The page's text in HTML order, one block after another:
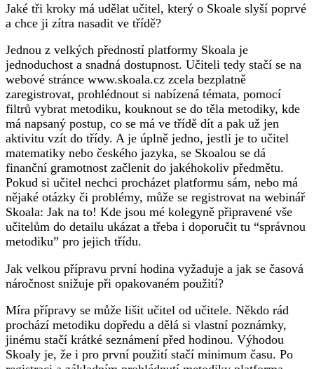
Jaké tři kroky má udělat učitel, který o Skoale slyší poprvé
a chce ji zítra nasadit ve třídě?
Jednou z velkých předností platformy Skoala je
jednoduchost a snadná dostupnost. Učiteli tedy stačí se na
webové stránce www.skoala.cz zcela bezplatně
zaregistrovat, prohlédnout si nabízená témata, pomocí
filtrů vybrat metodiku, kouknout se do těla metodiky, kde
má napsaný postup, co se má ve třídě dít a pak už jen
aktivitu vzít do třídy. A je úplně jedno, jestli je to učitel
matematiky nebo českého jazyka, se Skoalou se dá
finanční gramotnost začlenit do jakéhokoliv předmětu.
Pokud si učitel nechci procházet platformu sám, nebo má
nějaké otázky či problémy, může se registrovat na webinář
Skoala: Jak na to! Kde jsou mé kolegyně připravené vše
učitelům do detailu ukázat a třeba i doporučit tu “správnou
metodiku” pro jejich třídu.
Jak velkou přípravu první hodina vyžaduje a jak se časová
náročnost snižuje při opakovaném použití?
Míra přípravy se může lišit učitel od učitele. Někdo rád
prochází metodiku dopředu a dělá si vlastní poznámky,
jinému stačí krátké seznámení před hodinou. Výhodou
Skoaly je, že i pro první použití stačí minimum času. Po